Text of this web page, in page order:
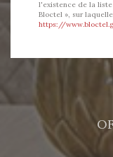
l'existence de la
Bloctel », sur
https://